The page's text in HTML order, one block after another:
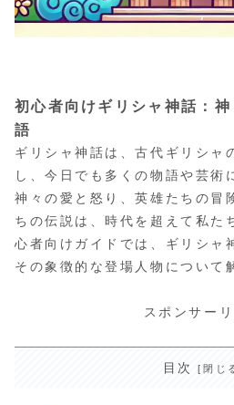
初心者向けギリシャ神話：
語
ギリシャ神話は、古代ギリシャ
し、今日でも多くの物語や芸術
神々の愛と怒り、英雄たちの冒
ちの伝説は、時代を超えて私た
心者向けガイドでは、ギリシャ
その象徴的な登場人物について
スポンサー
目次